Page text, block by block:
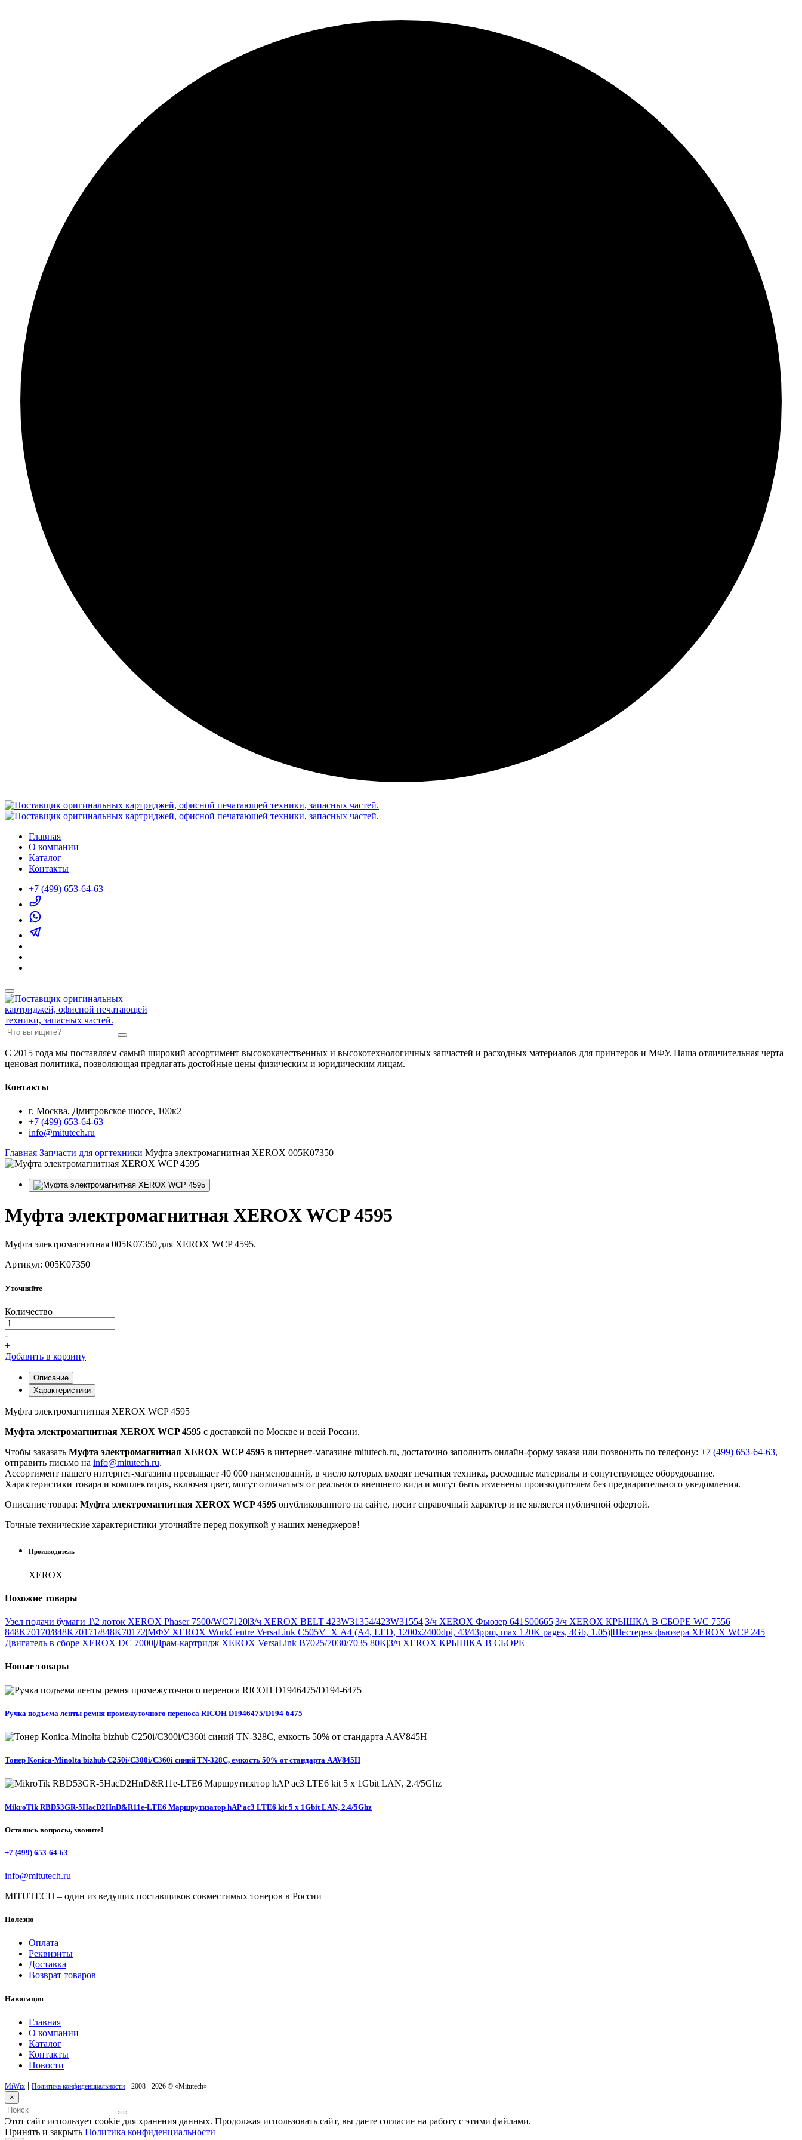
Главная
О компании
Каталог
Контакты
+7 (499) 653-64-63
С 2015 года мы поставляем самый широкий ассортимент высококачественных и высокотехнологичных запчастей и расходных материалов для принтеров и МФУ. Наша отличительная черта –
ценовая политика, позволяющая предлагать достойные цены физическим и юридическим лицам.
Контакты
г. Москва, Дмитровское шоссе, 100к2
+7 (499) 653-64-63
info@mitutech.ru
Главная Запчасти для оргтехники Муфта электромагнитная XEROX 005K07350
Муфта электромагнитная XEROX WCP 4595
Муфта электромагнитная 005K07350 для XEROX WCP 4595.
Артикул: 005K07350
Уточняйте
Количество
-
+
Добавить в корзину
Описание
Характеристики
Муфта электромагнитная XEROX WCP 4595
Муфта электромагнитная XEROX WCP 4595 с доставкой по Москве и всей России.
Чтобы заказать Муфта электромагнитная XEROX WCP 4595 в интернет-магазине mitutech.ru, достаточно заполнить онлайн-форму заказа или позвонить по телефону: +7 (499) 653-64-63,
отправить письмо на info@mitutech.ru.
Ассортимент нашего интернет-магазина превышает 40 000 наименований, в число которых входят печатная техника, расходные материалы и сопутствующее оборудование.
Характеристики товара и комплектация, включая цвет, могут отличаться от реального внешнего вида и могут быть изменены производителем без предварительного уведомления.
Описание товара: Муфта электромагнитная XEROX WCP 4595 опубликованного на сайте, носит справочный характер и не является публичной офертой.
Точные технические характеристики уточняйте перед покупкой у наших менеджеров!
Производитель
XEROX
Похожие товары
Узел подачи бумаги 1\2 лоток XEROX Phaser 7500/WC7120|З/ч XEROX BELT 423W31354/423W31554|З/ч XEROX Фьюзер 641S00665|З/ч XEROX КРЫШКА В СБОРЕ WC 7556
848K70170/848K70171/848K70172|МФУ XEROX WorkCentre VersaLink C505V_X А4 (A4, LED, 1200х2400dpi, 43/43ppm, max 120K pages, 4Gb, 1.05)|Шестерня фьюзера XEROX WCP 245|
Двигатель в сборе XEROX DC 7000|Драм-картридж XEROX VersaLink B7025/7030/7035 80K|З/ч XEROX КРЫШКА В СБОРЕ
Новые товары
Ручка подъема ленты ремня промежуточного переноса RICOH D1946475/D194-6475
Тонер Konica-Minolta bizhub C250i/C300i/C360i синий TN-328C, емкость 50% от стандарта AAV845H
MikroTik RBD53GR-5HacD2HnD&R11e-LTE6 Маршрутизатор hAP ac3 LTE6 kit 5 х 1Gbit LAN, 2.4/5Ghz
Остались вопросы, звоните!
+7 (499) 653-64-63
info@mitutech.ru
MITUTECH – один из ведущих поставщиков совместимых тонеров в России
Полезно
Оплата
Реквизиты
Доставка
Возврат товаров
Навигация
Главная
О компании
Каталог
Контакты
Новости
MiWix | Политика конфиденциальности | 2008 - 2026 © «Mitutech»
×
Этот сайт использует cookie для хранения данных. Продолжая использовать сайт, вы даете согласие на работу с этими файлами.
Принять и закрыть Политика конфиденциальности